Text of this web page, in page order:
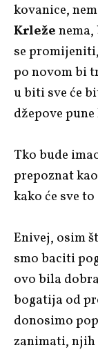
kovanice,
Krleže
se
po novom bi
u biti sve će
džepove
Tko bude
prepoznat
kako će sve
Enivej, osim
smo baciti
ovo bila
bogatija od
donosimo
zanimati, njih